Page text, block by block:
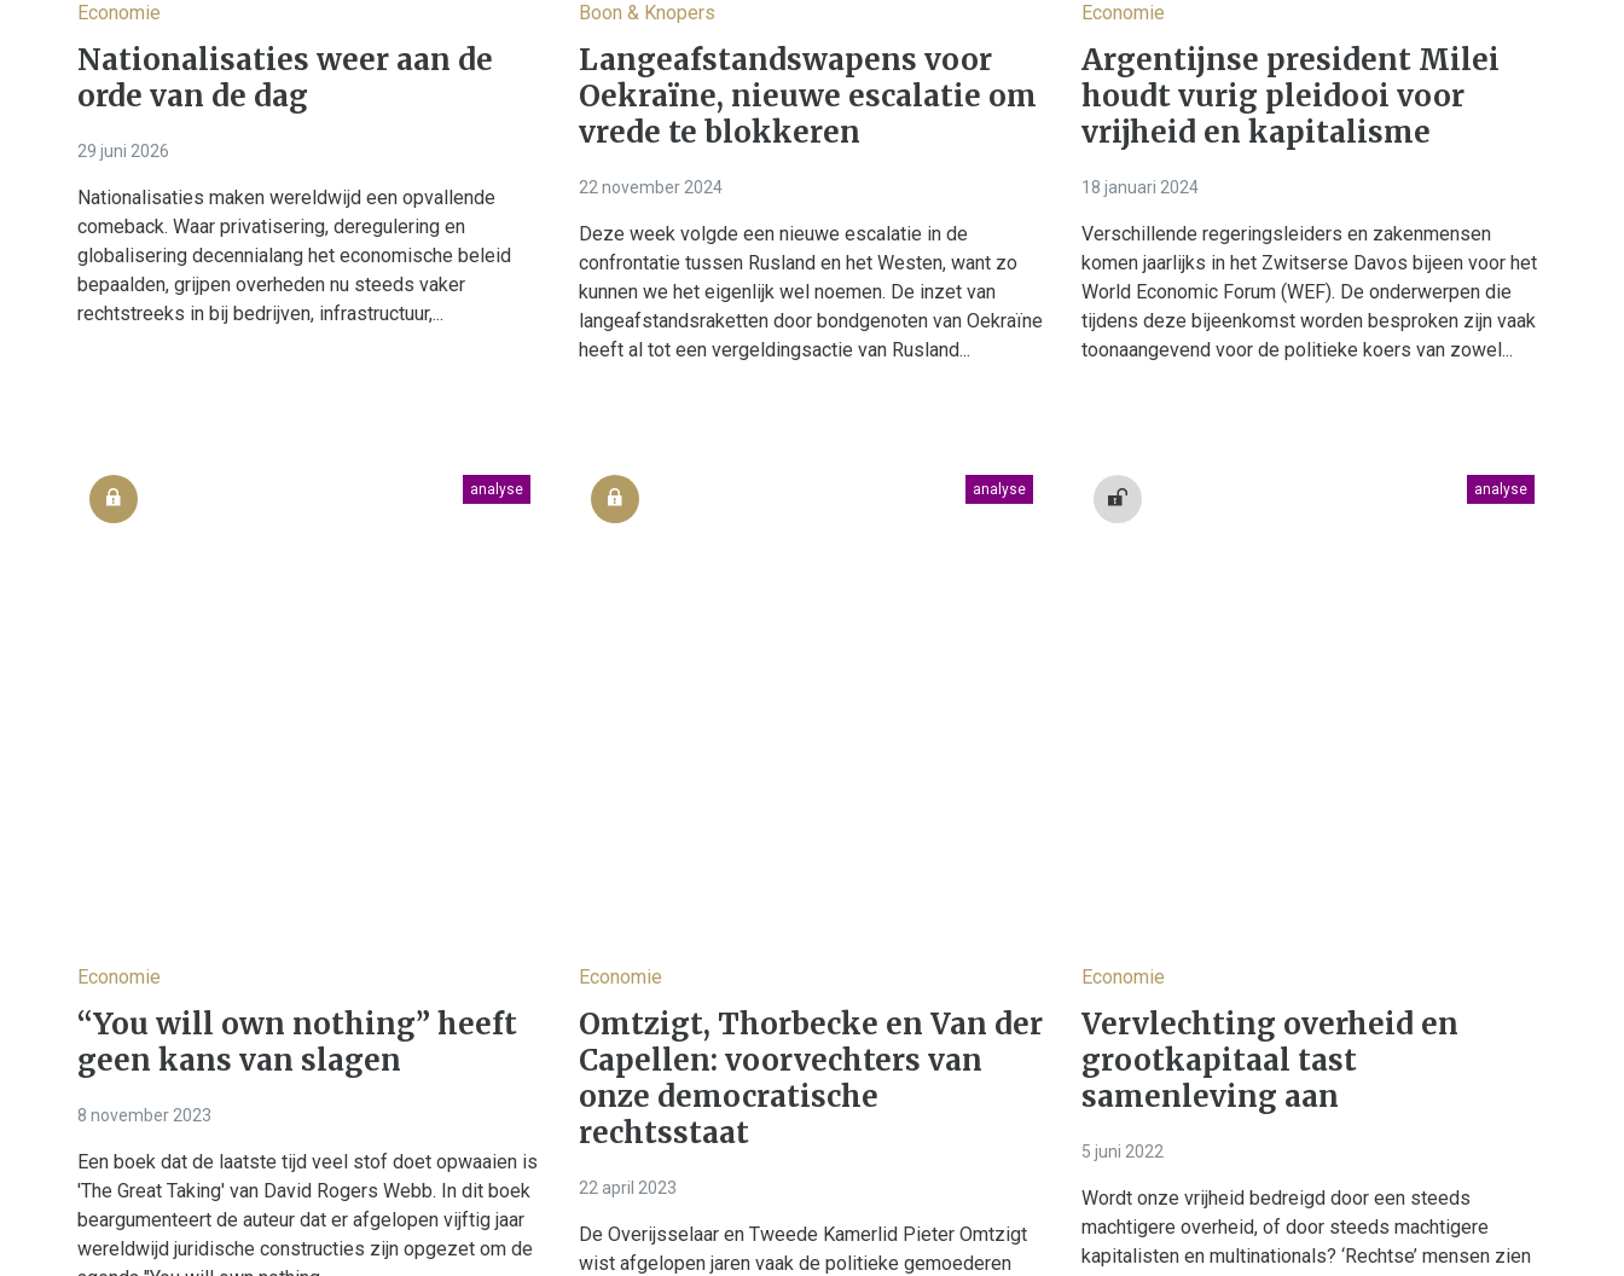
Economie
Nationalisaties weer aan de
orde van de dag
29 juni 2026
Nationalisaties maken wereldwijd een opvallende
comeback. Waar privatisering, deregulering en
globalisering decennialang het economische beleid
bepaalden, grijpen overheden nu steeds vaker
rechtstreeks in bij bedrijven, infrastructuur,...
Boon & Knopers
Langeafstandswapens voor
Oekraïne, nieuwe escalatie om
vrede te blokkeren
22 november 2024
Deze week volgde een nieuwe escalatie in de
confrontatie tussen Rusland en het Westen, want zo
kunnen we het eigenlijk wel noemen. De inzet van
langeafstandsraketten door bondgenoten van Oekraïne
heeft al tot een vergeldingsactie van Rusland...
Economie
Argentijnse president Milei
houdt vurig pleidooi voor
vrijheid en kapitalisme
18 januari 2024
Verschillende regeringsleiders en zakenmensen
komen jaarlijks in het Zwitserse Davos bijeen voor het
World Economic Forum (WEF). De onderwerpen die
tijdens deze bijeenkomst worden besproken zijn vaak
toonaangevend voor de politieke koers van zowel...
analyse
Economie
“You will own nothing” heeft
geen kans van slagen
8 november 2023
Een boek dat de laatste tijd veel stof doet opwaaien is
'The Great Taking' van David Rogers Webb. In dit boek
beargumenteert de auteur dat er afgelopen vijftig jaar
wereldwijd juridische constructies zijn opgezet om de
analyse
Economie
Omtzigt, Thorbecke en Van der
Capellen: voorvechters van
onze democratische
rechtsstaat
22 april 2023
De Overijsselaar en Tweede Kamerlid Pieter Omtzigt
wist afgelopen jaren vaak de politieke gemoederen
analyse
Economie
Vervlechting overheid en
grootkapitaal tast
samenleving aan
5 juni 2022
Wordt onze vrijheid bedreigd door een steeds
machtigere overheid, of door steeds machtigere
kapitalisten en multinationals? ‘Rechtse’ mensen zien